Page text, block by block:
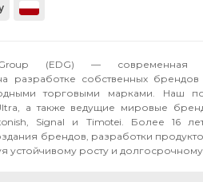
(EDG) — современная
разработке собственных брендов
торговыми марками. Наш
а также ведущие мировые
Signal и Timotei. Более 16
брендов, разработки
устойчивому росту и